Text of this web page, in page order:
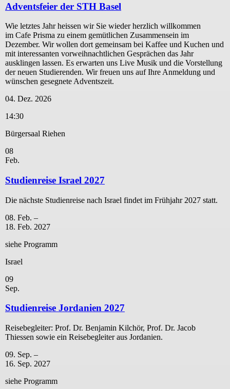
Adventsfeier der STH Basel
Wie letztes Jahr heissen wir Sie wieder herzlich willkommen
im Cafe Prisma zu einem gemütlichen Zusammensein im
Dezember. Wir wollen dort gemeinsam bei Kaffee und Kuchen und
mit interessanten vorweihnachtlichen Gesprächen das Jahr
ausklingen lassen. Es erwarten uns Live Musik und die Vorstellung
der neuen Studierenden. Wir freuen uns auf Ihre Anmeldung und
wünschen gesegnete Adventszeit.
04. Dez. 2026
14:30
Bürgersaal Riehen
08
Feb.
Studienreise Israel 2027
Die nächste Studienreise nach Israel findet im Frühjahr 2027 statt.
08. Feb. –
18. Feb. 2027
siehe Programm
Israel
09
Sep.
Studienreise Jordanien 2027
Reisebegleiter: Prof. Dr. Benjamin Kilchör, Prof. Dr. Jacob
Thiessen sowie ein Reisebegleiter aus Jordanien.
09. Sep. –
16. Sep. 2027
siehe Programm